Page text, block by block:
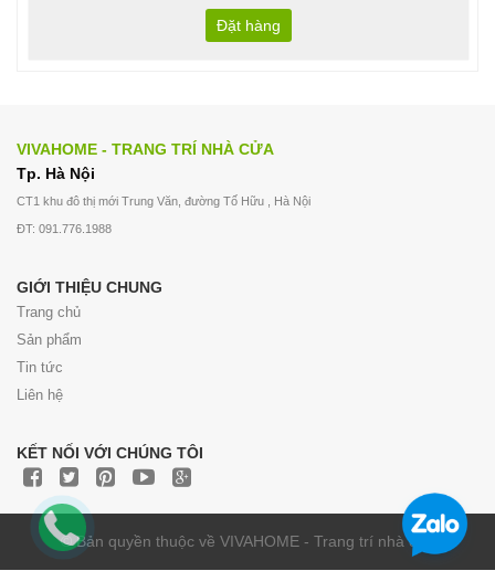
Đặt hàng
VIVAHOME - TRANG TRÍ NHÀ CỬA
Tp. Hà Nội
CT1 khu đô thị mới Trung Văn, đường Tố Hữu , Hà Nội
ĐT: 091.776.1988
GIỚI THIỆU CHUNG
Trang chủ
Sản phẩm
Tin tức
Liên hệ
KẾT NỐI VỚI CHÚNG TÔI
© Bản quyền thuộc về VIVAHOME - Trang trí nhà cửa